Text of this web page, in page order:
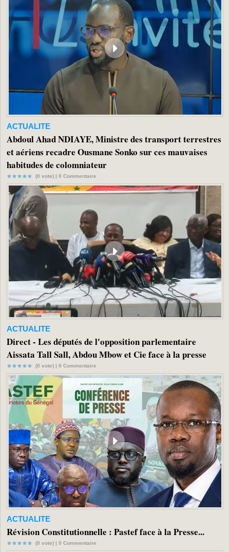
ACTUALITE
Abdoul Ahad NDIAYE, Ministre des transport terrestres
et aériens recadre Ousmane Sonko sur ces mauvaises
habitudes de colomniateur
(0 vote) | 0 Commentaire
ACTUALITE
Direct - Les députés de l'opposition parlementaire
Aissata Tall Sall, Abdou Mbow et Cie face à la presse
(0 vote) | 0 Commentaire
ACTUALITE
Révision Constitutionnelle : Pastef face à la Presse...
(0 vote) | 0 Commentaire